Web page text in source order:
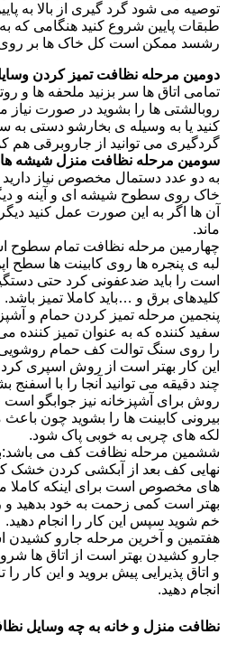
توصیه می شود گرد گیری از بالا به
طبقات پایین شروع کنید هنگامی که
رشسد ممکن است کل خاک ها بر روی
دومین مرحله نظافت تمیز کردن
تمامی اتاق ها سر بزنید ملحفه ها و
روبالشتی ها را بشوید در صورت نیاز
کنید یا به وسیله ی بخارشو دستی به
گردگیری می توانید از جاروبرقی هم
سومین مرحله نظافت منزل شیشه
به دو عدد دستمال مخصوص نیاز
خاک روی سطوح شیشه ای و آینه و
آن ها اگر به این صورت عمل کنید
ماند.
چهارمین مرحله نظافت تمام
لبه ی پنجره ها روی کابینت ها سطح
است را باید ضدعفونی کرد حتی
کلیدهای برق و …باید کاملا تمیز باشد.
پنجمین مرحله تمیز کردن حمام و
سفید کننده که به عنوان تمیز کننده
را روی سنگ توالت کف حمام روشویی
این کار بهتر است از روش اسپری کردن
چند دقیقه می توانید آنجا را با اسفنج
روش برای آشپزخانه نیز جوابگو
بیرونی کابینت ها را بشوید چون
لکه های چربی به خوبی پاک شود.
ششمین مرحله نظافت کف می
نهایی کف بعد از آبکشی کردن خشک
های مخصوص است برای اینکه کاملا
بهتر است کمی زحمت به خود بدهید
خم شوید سپس این کار را انجام دهید.
هفتمین و آخرین مرحله جارو کشیدن
جارو کشیدن بهتر است از اتاق ها
و اتاق پذیرایی پیش بروید و این کار را
انجام دهید.
نظافت منزل و خانه به چه وسایل